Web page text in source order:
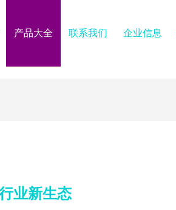
产品大全 联系我们 企业信息
业新生态